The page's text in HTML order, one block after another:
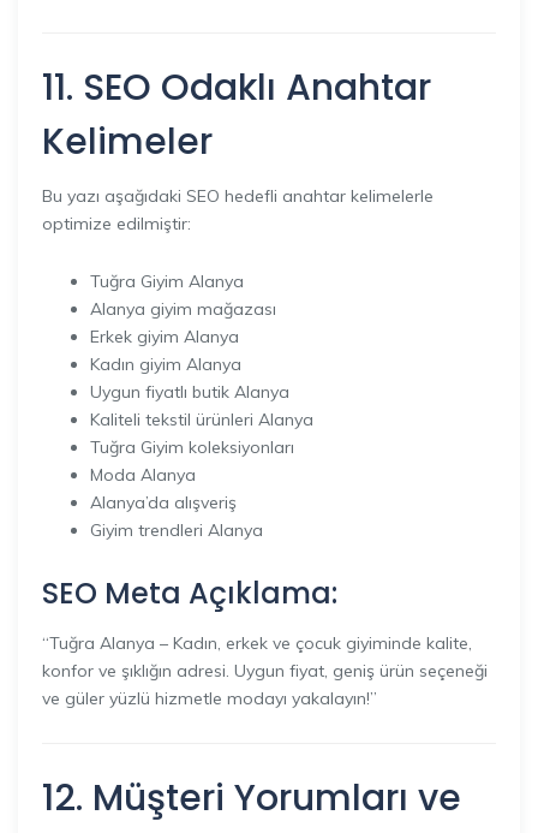
11. SEO Odaklı Anahtar
Kelimeler
Bu yazı aşağıdaki SEO hedefli anahtar kelimelerle
optimize edilmiştir:
Tuğra Giyim Alanya
Alanya giyim mağazası
Erkek giyim Alanya
Kadın giyim Alanya
Uygun fiyatlı butik Alanya
Kaliteli tekstil ürünleri Alanya
Tuğra Giyim koleksiyonları
Moda Alanya
Alanya’da alışveriş
Giyim trendleri Alanya
SEO Meta Açıklama:
“Tuğra Alanya – Kadın, erkek ve çocuk giyiminde kalite,
konfor ve şıklığın adresi. Uygun fiyat, geniş ürün seçeneği
ve güler yüzlü hizmetle modayı yakalayın!”
12. Müşteri Yorumları ve